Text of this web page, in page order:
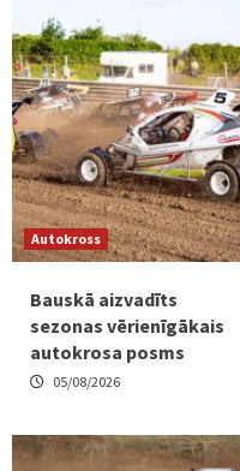
Autokross
Bauskā aizvadīts
sezonas vērienīgākais
autokrosa posms
05/08/2026